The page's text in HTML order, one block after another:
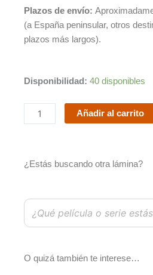
Plazos de envío:
(a España peninsular, otros
plazos más largos).
Disponibilidad: 40 disponibles
Interstellar
Añadir al carrito
¿Estás buscando otra lámina?
O quizá también te interese…